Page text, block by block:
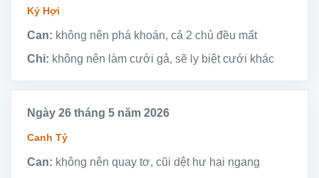
Kỷ Hợi
Can: không nên phá khoán, cả 2 chủ đều mất
Chi: không nên làm cưới gả, sẽ ly biệt cưới khác
Ngày 26 tháng 5 năm 2026
Canh Tý
Can: không nên quay tơ, cũi dệt hư hại ngang